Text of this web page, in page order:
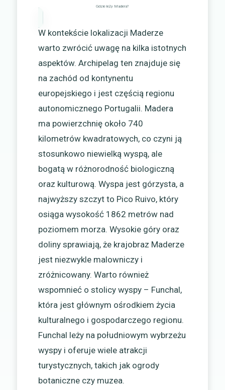
Gdzie leży Madera?
W kontekście lokalizacji Maderze
warto zwrócić uwagę na kilka istotnych
aspektów. Archipelag ten znajduje się
na zachód od kontynentu
europejskiego i jest częścią regionu
autonomicznego Portugalii. Madera
ma powierzchnię około 740
kilometrów kwadratowych, co czyni ją
stosunkowo niewielką wyspą, ale
bogatą w różnorodność biologiczną
oraz kulturową. Wyspa jest górzysta, a
najwyższy szczyt to Pico Ruivo, który
osiąga wysokość 1862 metrów nad
poziomem morza. Wysokie góry oraz
doliny sprawiają, że krajobraz Maderze
jest niezwykle malowniczy i
zróżnicowany. Warto również
wspomnieć o stolicy wyspy – Funchal,
która jest głównym ośrodkiem życia
kulturalnego i gospodarczego regionu.
Funchal leży na południowym wybrzeżu
wyspy i oferuje wiele atrakcji
turystycznych, takich jak ogrody
botaniczne czy muzea.